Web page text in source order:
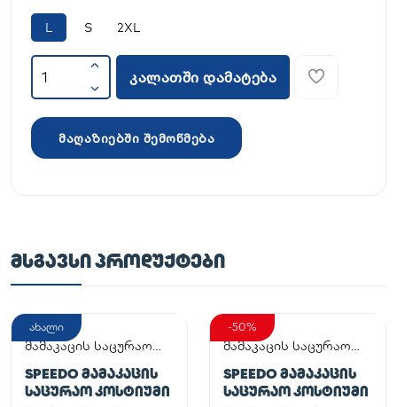
L S 2XL
კალათში დამატება
მაღაზიებში შემოწმება
ᲛᲡᲒᲐᲕᲡᲘ ᲞᲠᲝᲓᲣᲥᲢᲔᲑᲘ
ახალი
მამაკაცის საცურაო
SPEEDO ᲛᲐᲛᲐᲙᲐᲪᲘᲡ
ᲡᲐᲪᲣᲠᲐᲝ ᲙᲝᲡᲢᲘᲣᲛᲘ
-50%
მამაკაცის საცურაო
SPEEDO ᲛᲐᲛᲐᲙᲐᲪᲘᲡ
ᲡᲐᲪᲣᲠᲐᲝ ᲙᲝᲡᲢᲘᲣᲛᲘ